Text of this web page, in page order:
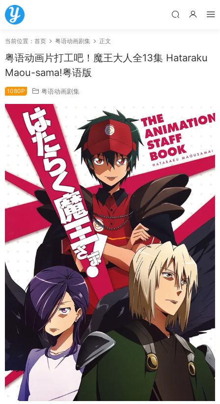
当前位置： 首页 粤语动画剧集 正文
粤语动画片打工吧！魔王大人全13集 Hataraku
Maou-sama!粤语版
1080P 粤语动画剧集